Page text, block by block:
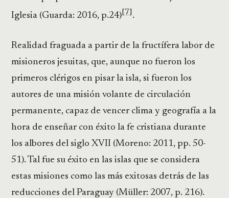
Iglesia (Guarda: 2016, p.24) [7] .
Realidad fraguada a partir de la fructífera labor de
misioneros jesuitas, que, aunque no fueron los
primeros clérigos en pisar la isla, si fueron los
autores de una misión volante de circulación
permanente, capaz de vencer clima y geografía a la
hora de enseñar con éxito la fe cristiana durante
los albores del siglo XVII (Moreno: 2011, pp. 50-
51). Tal fue su éxito en las islas que se considera
estas misiones como las más exitosas detrás de las
reducciones del Paraguay (Müller: 2007, p. 216).